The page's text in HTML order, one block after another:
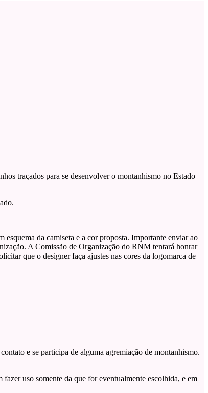
traçados para se desenvolver o montanhismo no Estado
da camiseta e a cor proposta. Importante enviar ao
A Comissão de Organização do RNM tentará honrar
que o designer faça ajustes nas cores da logomarca de
e se participa de alguma agremiação de montanhismo.
uso somente da que for eventualmente escolhida, e em